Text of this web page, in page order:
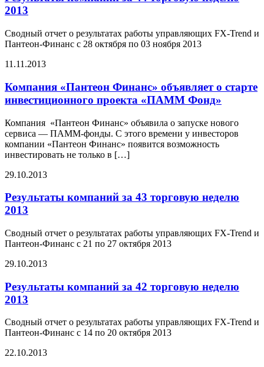
2013
Сводный отчет о результатах работы управляющих FX-Trend и
Пантеон-Финанс с 28 октября по 03 ноября 2013
11.11.2013
Компания «Пантеон Финанс» объявляет о старте
инвестиционного проекта «ПАММ Фонд»
Компания «Пантеон Финанс» объявила о запуске нового
сервиса — ПАММ-фонды. С этого времени у инвесторов
компании «Пантеон Финанс» появится возможность
инвестировать не только в […]
29.10.2013
Результаты компаний за 43 торговую неделю
2013
Сводный отчет о результатах работы управляющих FX-Trend и
Пантеон-Финанс с 21 по 27 октября 2013
29.10.2013
Результаты компаний за 42 торговую неделю
2013
Сводный отчет о результатах работы управляющих FX-Trend и
Пантеон-Финанс с 14 по 20 октября 2013
22.10.2013